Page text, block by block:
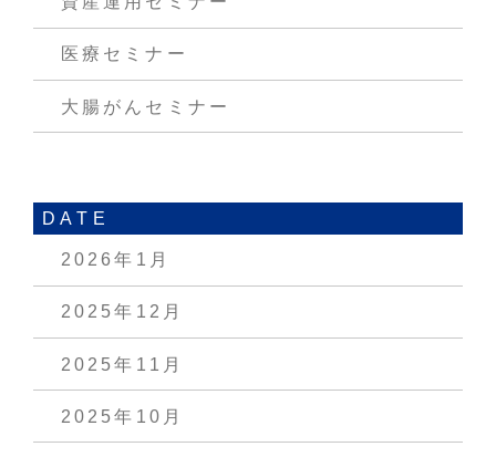
医療セミナー
大腸がんセミナー
DATE
2026年1月
2025年12月
2025年11月
2025年10月